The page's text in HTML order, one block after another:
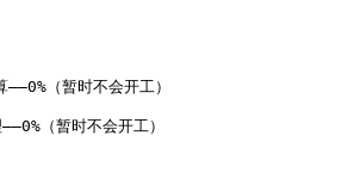
（暂时不会开工）
（暂时不会开工）